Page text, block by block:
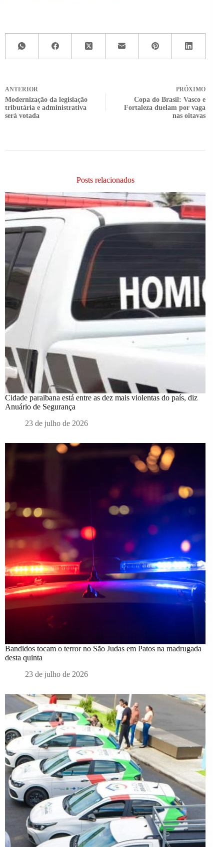
ANTERIOR
Modernização da legislação
tributária e administrativa
será votada
PRÓXIMO
Copa do Brasil: Vasco e
Fortaleza duelam por vaga
nas oitavas
Posts relacionados
Cidade paraibana está entre as dez mais violentas do país, diz
Anuário de Segurança
23 de julho de 2026
Bandidos tocam o terror no São Judas em Patos na madrugada
desta quinta
23 de julho de 2026